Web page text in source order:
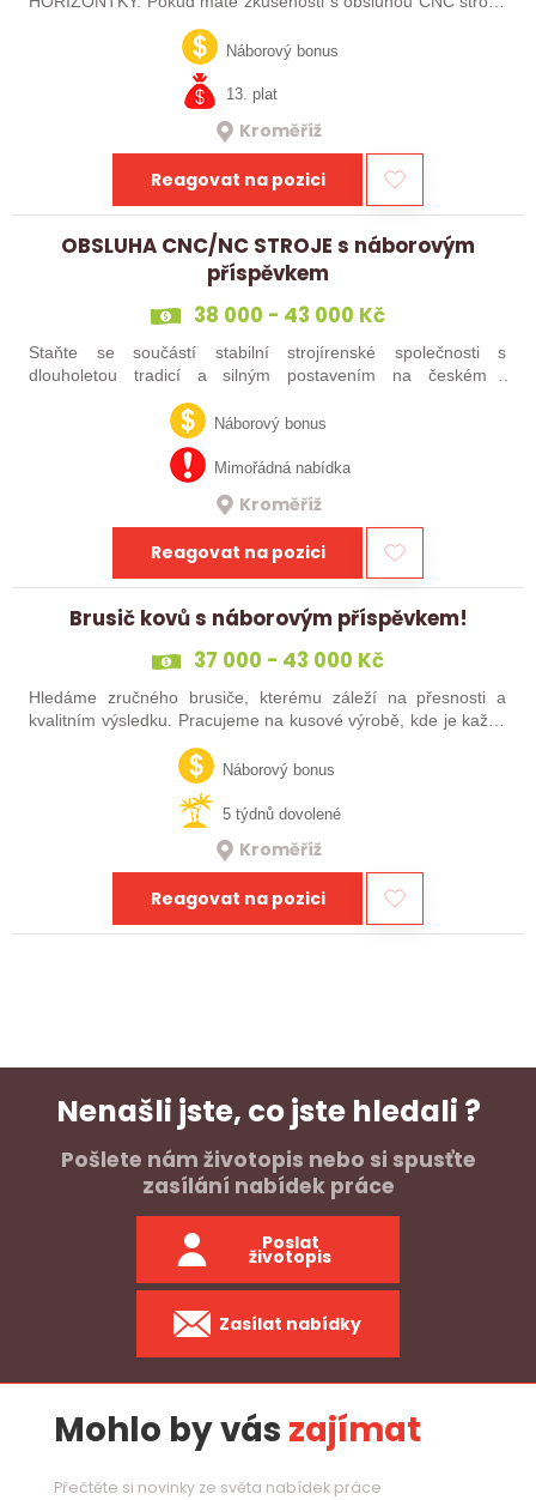
orientujete se ve výkresové dokumentaci a máte chuť naučit se
něco nového, pak jste ideálním…Náborový bonus
13. plat
Kroměříž
Reagovat na pozici
OBSLUHA CNC/NC STROJE s náborovým
příspěvkem
38 000 - 43 000 Kč
Staňte se součástí stabilní strojírenské společnosti s
dlouholetou tradicí a silným postavením na českém i
aktuálně obsazujeme více typů…
Náborový bonus
Mimořádná nabídka
Kroměříž
Reagovat na pozici
Brusič kovů s náborovým příspěvkem!
37 000 - 43 000 Kč
Hledáme zručného brusiče, kterému záleží na přesnosti a
kvalitním výsledku. Pracujeme na kusové výrobě, kde je každý
výrobek originál. Pokud už máš zkušenosti s broušením na
plocho nebo kulato – nebo…Náborový bonus
5 týdnů dovolené
Kroměříž
Reagovat na pozici
Nenašli jste, co jste hledali ?
Pošlete nám životopis nebo si spusťte
zasílání nabídek práce
Poslat
životopis
Zasílat nabídky
Mohlo by vás zajímat
Přečtěte si novinky ze světa nabídek práce